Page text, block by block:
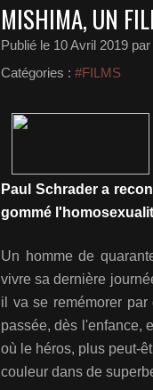
MISHIMA, UN
Publié le 10 Avril 2019
Catégories : #FILMS
Paul Schrader a
gommé
Un homme de
vivre sa dernière
il va se remémorer
passée, dès l'enfance,
où le héros, plus peut-
couleur dans de